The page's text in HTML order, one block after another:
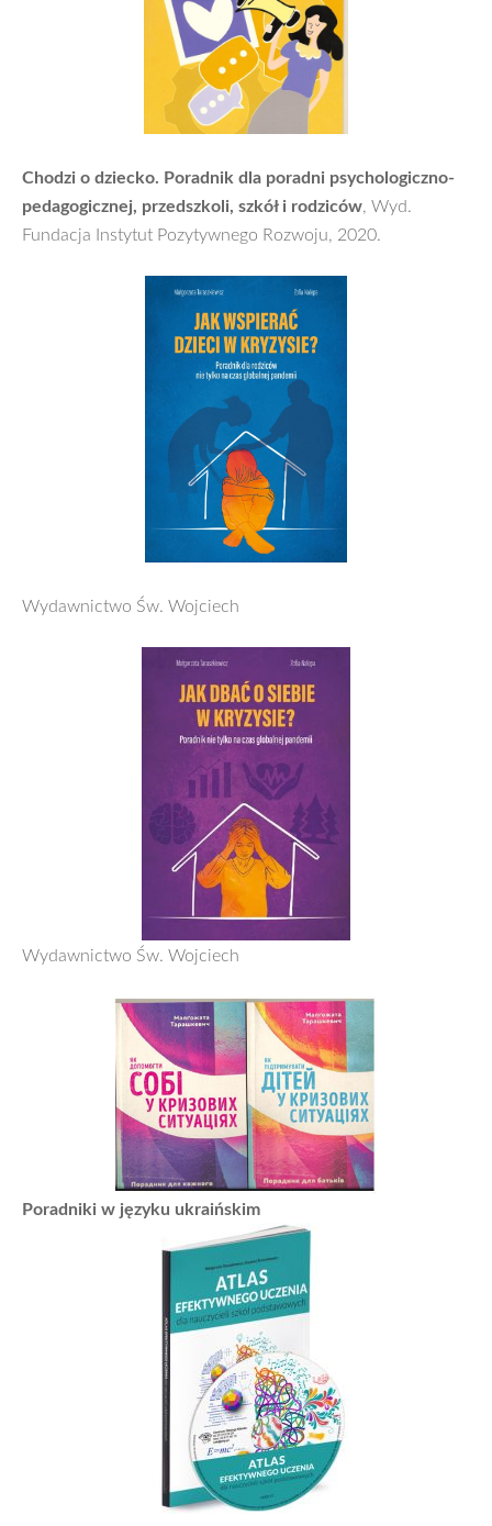
Chodzi o dziecko. Poradnik dla poradni psychologiczno-
pedagogicznej, przedszkoli, szkół i rodziców, Wyd.
Fundacja Instytut Pozytywnego Rozwoju, 2020.
Wydawnictwo Św. Wojciech
Wydawnictwo Św. Wojciech
Poradniki w języku ukraińskim